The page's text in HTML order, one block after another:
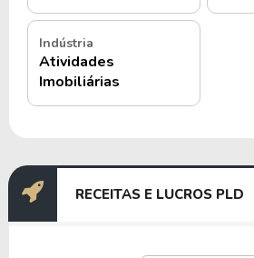
Indústria
Atividades
Imobiliárias
RECEITAS E LUCROS PLD